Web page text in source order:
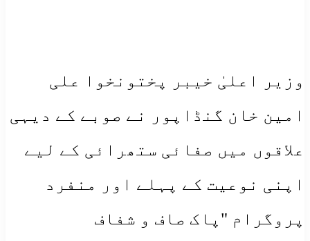
وزیر اعلیٰ خیبر پختونخوا علی
امین خان گنڈاپور نے صوبے کے دیہی
علاقوں میں صفائی ستھرائی کے لیے
اپنی نوعیت کے پہلے اور منفرد
پروگرام "پاک صاف و شفاف